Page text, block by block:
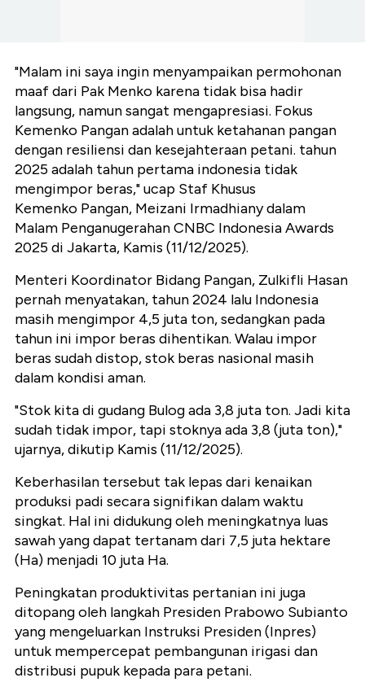
"Malam ini saya ingin menyampaikan permohonan
maaf dari Pak Menko karena tidak bisa hadir
langsung, namun sangat mengapresiasi. Fokus
Kemenko Pangan adalah untuk ketahanan pangan
dengan resiliensi dan kesejahteraan petani. tahun
2025 adalah tahun pertama indonesia tidak
mengimpor beras," ucap Staf Khusus
Kemenko Pangan, Meizani Irmadhianydalam
Malam Penganugerahan CNBC Indonesia Awards
2025 di Jakarta, Kamis (11/12/2025).
Menteri Koordinator Bidang Pangan, Zulkifli Hasan
pernah menyatakan, tahun 2024 lalu Indonesia
masih mengimpor 4,5 juta ton, sedangkan pada
tahun ini impor beras dihentikan. Walau impor
beras sudah distop, stok beras nasional masih
dalam kondisi aman.
"Stok kita di gudang Bulog ada 3,8 juta ton. Jadi kita
sudah tidak impor, tapi stoknya ada 3,8 (juta ton),"
ujarnya, dikutip Kamis (11/12/2025).
Keberhasilan tersebut tak lepas dari kenaikan
produksi padi secara signifikan dalam waktu
singkat. Hal ini didukung oleh meningkatnya luas
sawah yang dapat tertanam dari 7,5 juta hektare
(Ha) menjadi 10 juta Ha.
Peningkatan produktivitas pertanian ini juga
ditopang oleh langkah Presiden Prabowo Subianto
yang mengeluarkan Instruksi Presiden (Inpres)
untuk mempercepat pembangunan irigasi dan
distribusi pupuk kepada para petani.